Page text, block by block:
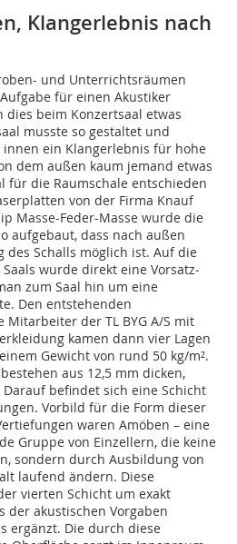
Klangerlebnis nach
und Unterrichtsräumen
für einen Akustiker
beim Konzertsaal etwas
musste so gestaltet und
ein Klangerlebnis für hohe
dem außen kaum jemand etwas
für die Raumschale entschieden
von der Firma Knauf
Masse-Feder-Masse wurde die
aufgebaut, dass nach außen
des Schalls möglich ist. Auf die
wurde direkt eine Vor­satz­
zum Saal hin um eine
Den entstehenden
der TL BYG A/S mit
kamen dann vier Lagen
Gewicht von rund 50 kg/m².
aus 12,5 mm dicken,
befindet sich eine Schicht
Vorbild für die Form dieser
waren Amöben – eine
Gruppe von Einzellern, die keine
sondern durch Ausbildung von
laufend ändern. Diese
vierten Schicht um exakt
der akustischen Vorgaben
ergänzt. Die durch diese